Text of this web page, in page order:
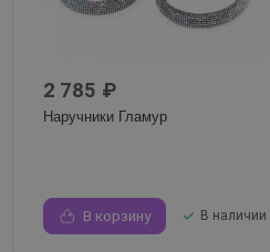
2 785 ₽
Наручники Гламур
В корзину В наличии